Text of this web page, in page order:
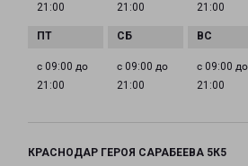
21:00
21:00
21:00
с 09:00 до
21:00
с 09:00 до
21:00
с 09:00 до
21:00
КРАСНОДАР ГЕРОЯ САРАБЕЕВА 5К5